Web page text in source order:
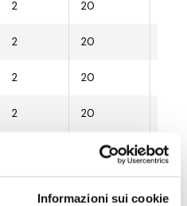
Informazioni sui cookie
2 20
2 20
2 20
2 20
G 1/